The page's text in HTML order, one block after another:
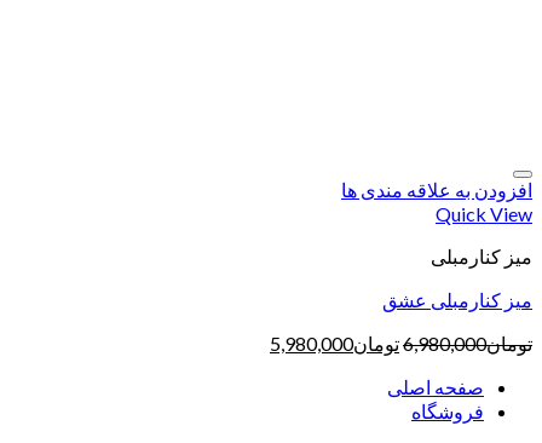
افزودن به علاقه مندی ها
Quick View
میز کنارمبلی
میز کنارمبلی عشق
تومان6,980,000تومان5,980,000
صفحه اصلی
فروشگاه